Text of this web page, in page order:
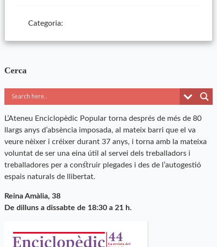
Categoria:
Cerca
L’Ateneu Enciclopèdic Popular torna després de més de 80
llargs anys d’absència imposada, al mateix barri que el va
veure nèixer i créixer durant 37 anys, i torna amb la mateixa
voluntat de ser una eina útil al servei dels treballadors i
treballadores per a construir plegades i des de l’autogestió
espais naturals de llibertat.
Reina Amàlia, 38
De dilluns a dissabte de 18:30 a 21 h.